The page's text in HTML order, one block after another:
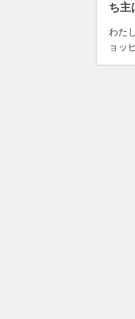
ち主
わた
ョッ
して